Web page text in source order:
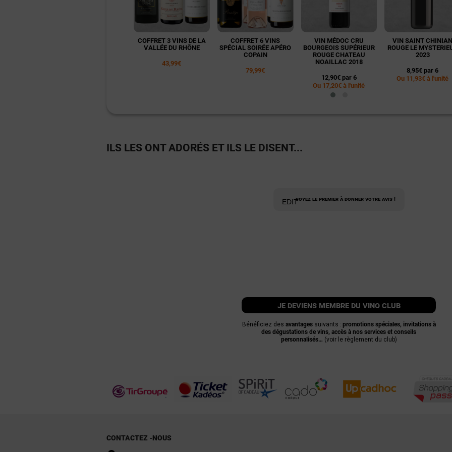
COFFRET 3 VINS DE LA
VALLÉE DU RHÔNE
43,99€
COFFRET 6 VINS
SPÉCIAL SOIRÉE APÉRO
COPAIN
79,99€
VIN MÉDOC CRU
BOURGEOIS SUPÉRIEUR
ROUGE CHATEAU
NOAILLAC 2018
12,90€ par 6
Ou 17,20€ à l'unité
VIN SAINT CHINIAN
ROUGE LE
2023
8,95€ par 6
Ou 11,93€ à l'unité
ILS LES ONT ADORÉS ET ILS LE DISENT...
Soyez le premier à donner votre avis !
je deviens membre du vino club
Bénéficiez des avantagessuivants : promotions spéciales, invitations à
des dégustations de vins, accès à nos services et conseils
personnalisés… (voir le règlement du club)
CONTACTEZ -NOUS